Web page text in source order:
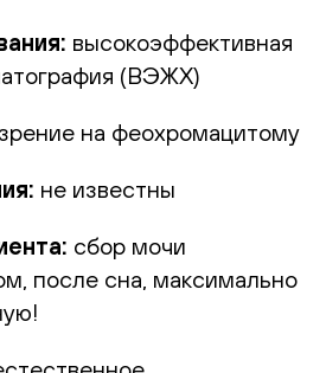
высокоэффективная
(ВЭЖХ)
на феохромацитому
не известны
сбор мочи
после сна, максимально